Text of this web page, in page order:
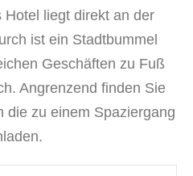
Hotel liegt direkt an der
ist ein Stadtbummel
Geschäften zu Fuß
Angrenzend finden Sie
die zu einem Spaziergang